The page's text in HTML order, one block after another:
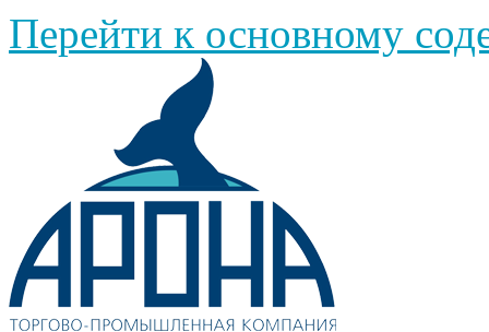
Перейти к основному